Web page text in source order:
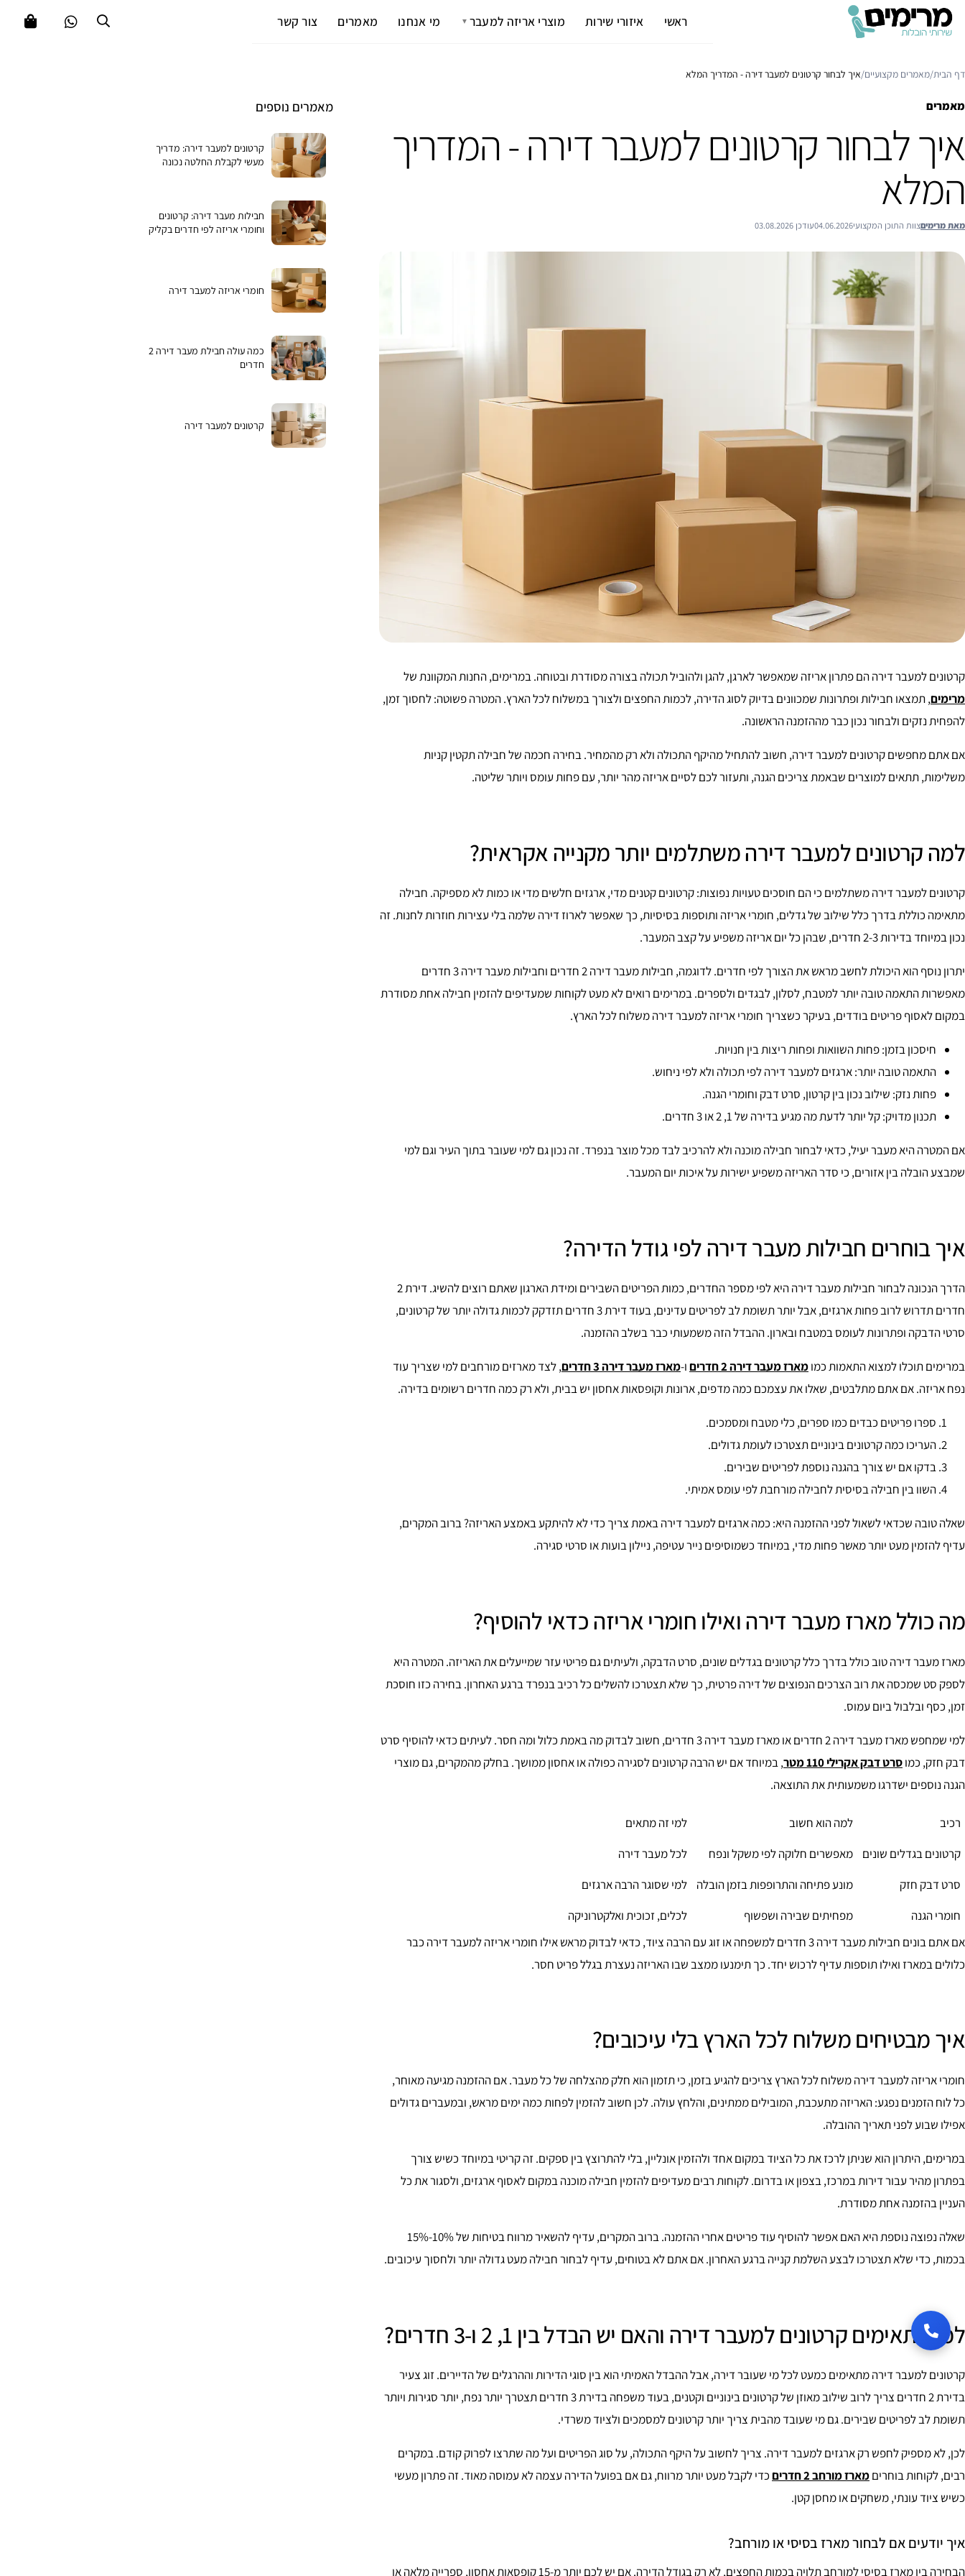
ראשי איזורי שירות מוצרי אריזה למעבר ▼ מי אנחנו מאמרים צור קשר
דף הבית/מאמרים מקצועיים/איך לבחור קרטונים למעבר דירה - המדריך המלא
מאמרים
איך לבחור קרטונים למעבר דירה - המדריך
המלא
מאת מרימיםצוות התוכן המקצועי04.06.2026עודכן 03.08.2026
קרטונים למעבר דירה הם פתרון אריזה שמאפשר לארגן, להגן ולהוביל תכולה בצורה מסודרת ובטוחה. במרימים, החנות המקוונת של
מרימים, תמצאו חבילות ופתרונות שמכוונים בדיוק לסוג הדירה, לכמות החפצים ולצורך במשלוח לכל הארץ. המטרה פשוטה: לחסוך זמן,
להפחית נזקים ולבחור נכון כבר מההזמנה הראשונה.
אם אתם מחפשים קרטונים למעבר דירה, חשוב להתחיל מהיקף התכולה ולא רק מהמחיר. בחירה חכמה של חבילה תקטין קניות
משלימות, תתאים למוצרים שבאמת צריכים הגנה, ותעזור לכם לסיים אריזה מהר יותר, עם פחות עומס ויותר שליטה.
למה קרטונים למעבר דירה משתלמים יותר מקנייה אקראית?
קרטונים למעבר דירה משתלמים כי הם חוסכים טעויות נפוצות: קרטונים קטנים מדי, ארגזים חלשים מדי או כמות לא מספיקה. חבילה
מתאימה כוללת בדרך כלל שילוב של גדלים, חומרי אריזה ותוספות בסיסיות, כך שאפשר לארוז דירה שלמה בלי עצירות חוזרות לחנות. זה
נכון במיוחד בדירות 2-3 חדרים, שבהן כל יום אריזה משפיע על קצב המעבר.
יתרון נוסף הוא היכולת לחשב מראש את הצורך לפי חדרים. לדוגמה, חבילות מעבר דירה 2 חדרים וחבילות מעבר דירה 3 חדרים
מאפשרות התאמה טובה יותר למטבח, לסלון, לבגדים ולספרים. במרימים רואים לא מעט לקוחות שמעדיפים להזמין חבילה אחת מסודרת
במקום לאסוף פריטים בודדים, בעיקר כשצריך חומרי אריזה למעבר דירה משלוח לכל הארץ.
חיסכון בזמן: פחות השוואות ופחות ריצות בין חנויות.
התאמה טובה יותר: ארגזים למעבר דירה לפי תכולה ולא לפי ניחוש.
פחות נזק: שילוב נכון בין קרטון, סרט דבק וחומרי הגנה.
תכנון מדויק: קל יותר לדעת מה מגיע בדירה של 1, 2 או 3 חדרים.
אם המטרה היא מעבר יעיל, כדאי לבחור חבילה מוכנה ולא להרכיב לבד מכל מוצר בנפרד. זה נכון גם למי שעובר בתוך העיר וגם למי
שמבצע הובלה בין אזורים, כי סדר האריזה משפיע ישירות על איכות יום המעבר.
איך בוחרים חבילות מעבר דירה לפי גודל הדירה?
הדרך הנכונה לבחור חבילות מעבר דירה היא לפי מספר החדרים, כמות הפריטים השבירים ומידת הארגון שאתם רוצים להשיג. דירת 2
חדרים תדרוש לרוב פחות ארגזים, אבל יותר תשומת לב לפריטים עדינים, בעוד דירת 3 חדרים תזדקק לכמות גדולה יותר של קרטונים,
סרטי הדבקה ופתרונות לעומס במטבח ובארון. ההבדל הזה משמעותי כבר בשלב ההזמנה.
במרימים תוכלו למצוא התאמות כמומארז מעבר דירה 2 חדרים ו-מארז מעבר דירה 3 חדרים
, לצד מארזים מורחבים למי שצריך עוד
נפח אריזה. אם אתם מתלבטים, שאלו את עצמכם כמה מדפים, ארונות וקופסאות אחסון יש בבית, ולא רק כמה חדרים רשומים בדירה.
ספרו פריטים כבדים כמו ספרים, כלי מטבח ומסמכים.
העריכו כמה קרטונים בינוניים תצטרכו לעומת גדולים.
בדקו אם יש צורך בהגנה נוספת לפריטים שבירים.
השוו בין חבילה בסיסית לחבילה מורחבת לפי עומס אמיתי.
שאלה טובה שכדאי לשאול לפני ההזמנה היא: כמה ארגזים למעבר דירה באמת צריך כדי לא להיתקע באמצע האריזה? ברוב המקרים,
עדיף להזמין מעט יותר מאשר פחות מדי, במיוחד כשמוסיפים נייר עטיפה, ניילון בועות או סרטי סגירה.
מה כולל מארז מעבר דירה ואילו חומרי אריזה כדאי להוסיף?
מארז מעבר דירה טוב כולל בדרך כלל קרטונים בגדלים שונים, סרט הדבקה, ולעיתים גם פריטי עזר שמייעלים את האריזה. המטרה היא
לספק סט שמכסה את רוב הצרכים הנפוצים של דירה פרטית, כך שלא תצטרכו להשלים כל רכיב בנפרד ברגע האחרון. בחירה כזו חוסכת
זמן, כסף ובלבול ביום עמוס.
למי שמחפש מארז מעבר דירה 2 חדרים או מארז מעבר דירה 3 חדרים, חשוב לבדוק מה באמת כלול ומה חסר. לעיתים כדאי להוסיף סרט
דבק חזק, כמוסרט דבק אקרילי 110 מטר
, במיוחד אם יש הרבה קרטונים לסגירה כפולה או אחסון ממושך. בחלק מהמקרים, גם מוצרי
הגנה נוספים ישדרגו משמעותית את התוצאה.
רכיב למה הוא חשוב
למי זה מתאים
קרטונים בגדלים שונים
מאפשרים חלוקה לפי משקל ונפח
לכל מעבר דירה
סרט דבק חזק
מונע פתיחה והתרופפות בזמן הובלה
למי שסוגר הרבה ארגזים
חומרי הגנה
מפחיתים שבירה ושפשוף
לכלים, זכוכית ואלקטרוניקה
אם אתם בונים חבילות מעבר דירה 3 חדרים למשפחה או זוג עם הרבה ציוד, כדאי לבדוק מראש אילו חומרי אריזה למעבר דירה כבר
כלולים במארז ואילו תוספות עדיף לרכוש יחד. כך תימנעו ממצב שבו האריזה נעצרת בגלל פריט חסר.
איך מבטיחים משלוח לכל הארץ בלי עיכובים?
חומרי אריזה למעבר דירה משלוח לכל הארץ צריכים להגיע בזמן, כי תזמון הוא חלק מהצלחה של כל מעבר. אם ההזמנה מגיעה מאוחר,
כל לוח הזמנים נפגע: האריזה מתעכבת, המובילים ממתינים, והלחץ עולה. לכן חשוב להזמין לפחות כמה ימים מראש, ובמעברים גדולים
אפילו שבוע לפני תאריך ההובלה.
במרימים, היתרון הוא שניתן לרכז את כל הציוד במקום אחד ולהזמין אונליין, בלי להתרוצץ בין ספקים. זה קריטי במיוחד כשיש צורך
בפתרון מהיר עבור דירות במרכז, בצפון או בדרום. לקוחות רבים מעדיפים להזמין חבילה מוכנה במקום לאסוף ארגזים, ולסגור את כל
העניין בהזמנה אחת מסודרת.
שאלה נפוצה נוספת היא האם אפשר להוסיף עוד פריטים אחרי ההזמנה. ברוב המקרים, עדיף להשאיר מרווח בטיחות של 10%-15%
בכמות, כדי שלא תצטרכו לבצע השלמת קנייה ברגע האחרון. אם אתם לא בטוחים, עדיף לבחור חבילה מעט גדולה יותר ולחסוך עיכובים.
למי מתאימים קרטונים למעבר דירה והאם יש הבדל בין 1, 2 ו-3 חדרים?
קרטונים למעבר דירה מתאימים כמעט לכל מי שעובר דירה, אבל ההבדל האמיתי הוא בין סוגי הדירות וההרגלים של הדיירים. זוג צעיר
בדירת 2 חדרים צריך לרוב שילוב מאוזן של קרטונים בינוניים וקטנים, בעוד משפחה בדירת 3 חדרים תצטרך יותר נפח, יותר סגירות ויותר
תשומת לב לפריטים שבירים. גם מי שעובד מהבית צריך יותר קרטונים למסמכים ולציוד משרדי.
לכן, לא מספיק לחפש רק ארגזים למעבר דירה. צריך לחשוב על היקף התכולה, על סוג הפריטים ועל מה שתרצו לפרוק קודם. במקרים
רבים, לקוחות בוחריםמארז מורחב 2 חדרים
כדי לקבל מעט יותר מרווח, גם אם בפועל הדירה עצמה לא עמוסה מאוד. זה פתרון מעשי
כשיש ציוד עונתי, משחקים או מחסן קטן.
איך יודעים אם לבחור מארז בסיסי או מורחב?
הבחירה בין מארז בסיסי למורחב תלויה בכמות החפצים, לא רק בגודל הדירה. אם יש לכם יותר מ-15 קופסאות אחסון, ספרייה מלאה או
מאמרים נוספים
קרטונים למעבר דירה: מדריך
מעשי לקבלת החלטה נכונה
חבילות מעבר דירה: קרטונים
וחומרי אריזה לפי חדרים בקליק
חומרי אריזה למעבר דירה
כמה עולה חבילת מעבר דירה 2
חדרים
קרטונים למעבר דירה